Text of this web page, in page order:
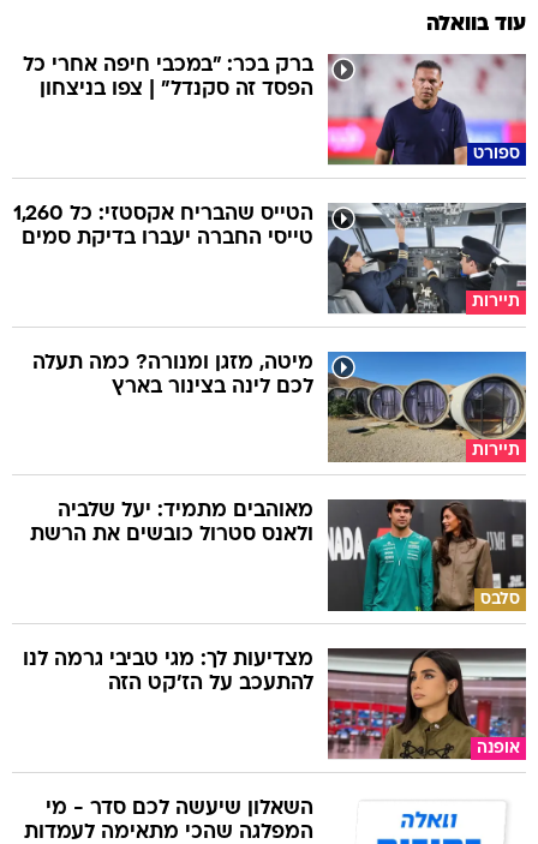
עוד בוואלה
ספורט
ברק בכר: "במכבי חיפה אחרי כל
הפסד זה סקנדל" | צפו בניצחון
תיירות
הטייס שהבריח אקסטזי: כל 1,260
טייסי החברה יעברו בדיקת סמים
תיירות
מיטה, מזגן ומנורה? כמה תעלה
לכם לינה בצינור בארץ
סלבס
מאוהבים מתמיד: יעל שלביה
ולאנס סטרול כובשים את הרשת
אופנה
מצדיעות לך: מגי טביבי גרמה לנו
להתעכב על הז'קט הזה
השאלון שיעשה לכם סדר - מי
המפלגה שהכי מתאימה לעמדות